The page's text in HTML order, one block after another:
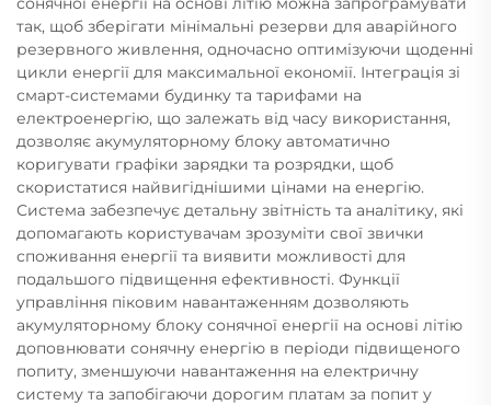
так, щоб зберігати мінімальні резерви для аварійного
резервного живлення, одночасно оптимізуючи щоденні
цикли енергії для максимальної економії. Інтеграція зі
смарт-системами будинку та тарифами на
електроенергію, що залежать від часу використання,
дозволяє акумуляторному блоку автоматично
коригувати графіки зарядки та розрядки, щоб
скористатися найвигіднішими цінами на енергію.
Система забезпечує детальну звітність та аналітику, які
допомагають користувачам зрозуміти свої звички
споживання енергії та виявити можливості для
подальшого підвищення ефективності. Функції
управління піковим навантаженням дозволяють
акумуляторному блоку сонячної енергії на основі літію
доповнювати сонячну енергію в періоди підвищеного
попиту, зменшуючи навантаження на електричну
систему та запобігаючи дорогим платам за попит у